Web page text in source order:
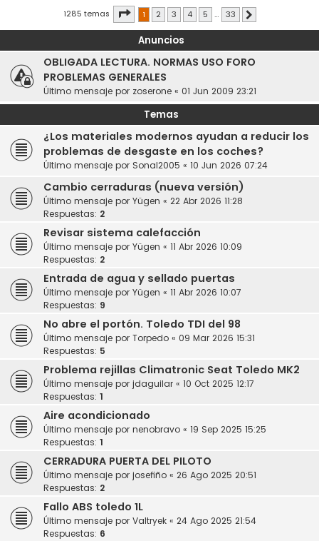
1285 temas Página de 33
1 2 3 4 5 … 33
Anuncios
OBLIGADA LECTURA. NORMAS USO FORO
PROBLEMAS GENERALES
Último mensaje por zoserone « 01 Jun 2009 23:21
Temas
¿Los materiales modernos ayudan a reducir los
problemas de desgaste en los coches?
Último mensaje por Sonal2005 « 10 Jun 2026 07:24
Cambio cerraduras (nueva versión)
Último mensaje por Yügen « 22 Abr 2026 11:28
Respuestas: 2
Revisar sistema calefacción
Último mensaje por Yügen « 11 Abr 2026 10:09
Respuestas: 2
Entrada de agua y sellado puertas
Último mensaje por Yügen « 11 Abr 2026 10:07
Respuestas: 9
No abre el portón. Toledo TDI del 98
Último mensaje por Torpedo « 09 Mar 2026 15:31
Respuestas: 5
Problema rejillas Climatronic Seat Toledo MK2
Último mensaje por jdaguilar « 10 Oct 2025 12:17
Respuestas: 1
Aire acondicionado
Último mensaje por nenobravo « 19 Sep 2025 15:25
Respuestas: 1
CERRADURA PUERTA DEL PILOTO
Último mensaje por josefiño « 26 Ago 2025 20:51
Respuestas: 2
Fallo ABS toledo 1L
Último mensaje por Valtryek « 24 Ago 2025 21:54
Respuestas: 6